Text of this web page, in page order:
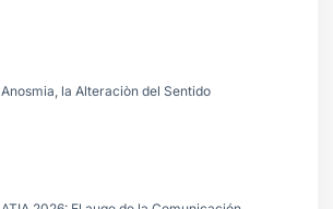
Anosmia, la Alteraciòn del Sentido